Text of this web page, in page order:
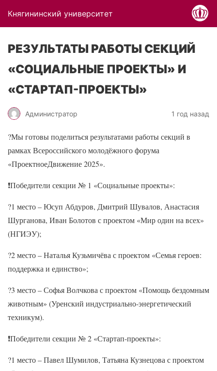
Княгининский университет
РЕЗУЛЬТАТЫ РАБОТЫ СЕКЦИЙ
«СОЦИАЛЬНЫЕ ПРОЕКТЫ» И
«СТАРТАП-ПРОЕКТЫ»
Администратор 1 год назад
?Мы готовы поделиться результатами работы секций в
рамках Всероссийского молодёжного форума
«ПроектноеДвижение 2025».
❗Победители секции № 1 «Социальные проекты»:
?1 место – Юсуп Абдуров, Дмитрий Шувалов, Анастасия
Шурганова, Иван Болотов с проектом «Мир один на всех»
(НГИЭУ);
?2 место – Наталья Кузьмичёва с проектом «Семья героев:
поддержка и единство»;
?3 место – Софья Волчкова с проектом «Помощь бездомным
животным» (Уренский индустриально-энергетический
техникум).
❗Победители секции № 2 «Стартап-проекты»:
?1 место – Павел Шумилов, Татьяна Кузнецова с проектом